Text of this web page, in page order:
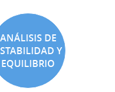
ANÁLISIS DE
Y
EQUILIBRIO